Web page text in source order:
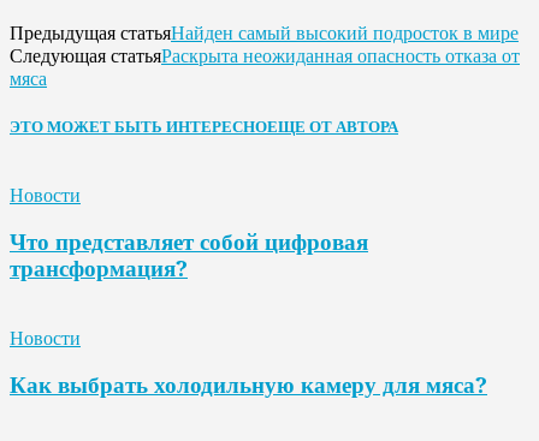
Предыдущая статьяНайден самый высокий подросток в мире
Следующая статьяРаскрыта неожиданная опасность отказа от
мяса
ЭТО МОЖЕТ БЫТЬ ИНТЕРЕСНОЕЩЕ ОТ АВТОРА
Новости
Что представляет собой цифровая
трансформация?
Новости
Как выбрать холодильную камеру для мяса?